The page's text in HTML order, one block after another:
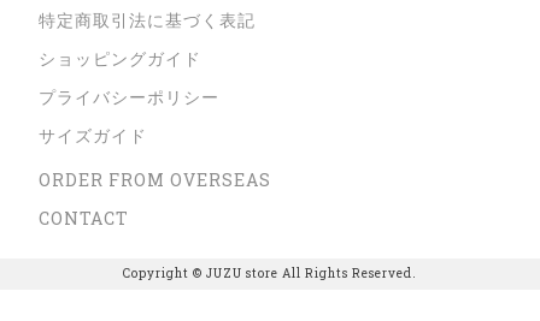
特定商取引法に基づく表記
ショッピングガイド
プライバシーポリシー
サイズガイド
ORDER FROM OVERSEAS
CONTACT
Copyright © JUZU store All Rights Reserved.